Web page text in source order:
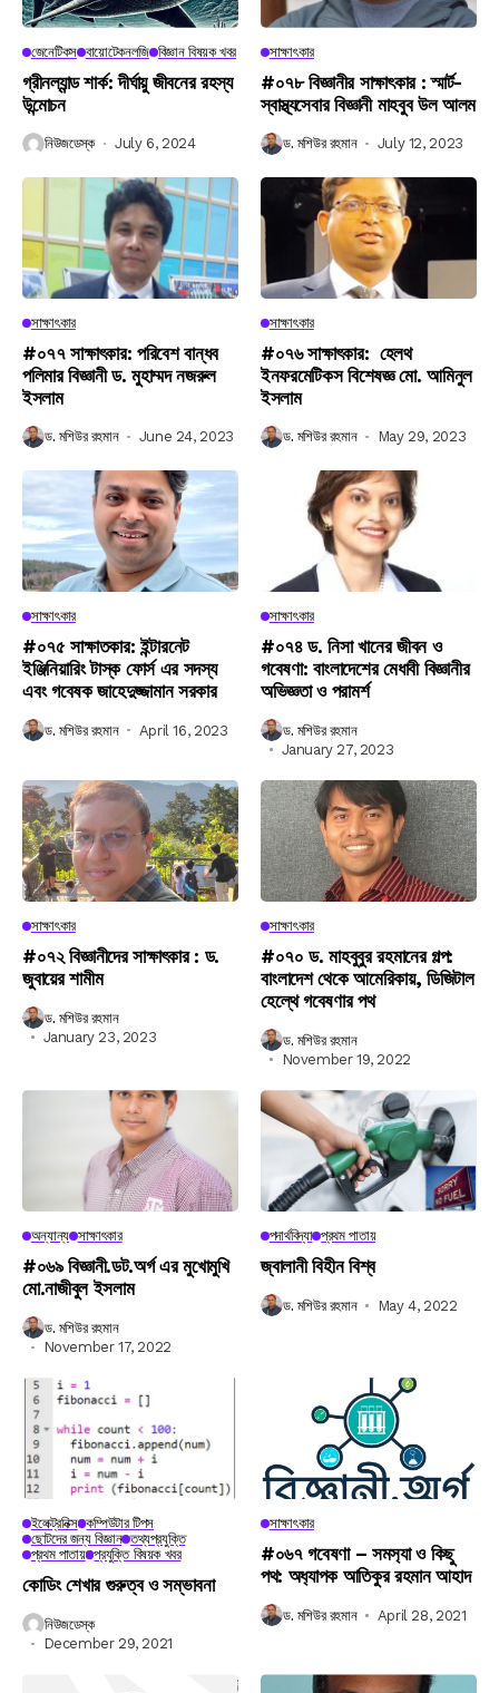
জেনেটিকস বায়োটেকনলজি বিজ্ঞান বিষয়ক খবর
গ্রীনল্যান্ড শার্ক: দীর্ঘায়ু জীবনের রহস্য
উন্মোচন
নিউজডেস্ক July 6, 2024
সাক্ষাৎকার
#০৭৮ বিজ্ঞানীর সাক্ষাৎকার : স্মার্ট-
স্বাস্থ্যসেবার বিজ্ঞানী মাহবুব উল আলম
ড. মশিউর রহমান July 12, 2023
সাক্ষাৎকার
#০৭৭ সাক্ষাৎকার: পরিবেশ বান্ধব
পলিমার বিজ্ঞানী ড. মুহাম্মদ নজরুল
ইসলাম
ড. মশিউর রহমান June 24, 2023
সাক্ষাৎকার
#০৭৬ সাক্ষাৎকার: হেলথ
ইনফরমেটিকস বিশেষজ্ঞ মো. আমিনুল
ইসলাম
ড. মশিউর রহমান May 29, 2023
সাক্ষাৎকার
#০৭৫ সাক্ষাতকার: ইন্টারনেট
ইঞ্জিনিয়ারিং টাস্ক ফোর্স এর সদস্য
এবং গবেষক জাহেদুজ্জামান সরকার
ড. মশিউর রহমান April 16, 2023
সাক্ষাৎকার
#০৭৪ ড. নিসা খানের জীবন ও
গবেষণা: বাংলাদেশের মেধাবী বিজ্ঞানীর
অভিজ্ঞতা ও পরামর্শ
ড. মশিউর রহমান
January 27, 2023
সাক্ষাৎকার
#০৭২ বিজ্ঞানীদের সাক্ষাৎকার : ড.
জুবায়ের শামীম
ড. মশিউর রহমান
January 23, 2023
সাক্ষাৎকার
#০৭০ ড. মাহবুবুর রহমানের গল্প:
বাংলাদেশ থেকে আমেরিকায়, ডিজিটাল
হেল্থে গবেষণার পথ
ড. মশিউর রহমান
November 19, 2022
অন্যান্য সাক্ষাৎকার
#০৬৯ বিজ্ঞানী.ডট.অর্গ এর মুখোমুখি
মো.নাজীবুল ইসলাম
ড. মশিউর রহমান
November 17, 2022
পদার্থবিদ্যা প্রথম পাতায়
জ্বালানী বিহীন বিশ্ব
ড. মশিউর রহমান May 4, 2022
ইলেক্ট্রনিক্স কম্পিউটার টিপস
ছোটদের জন্য বিজ্ঞান তথ্যপ্রযুক্তি
প্রথম পাতায় প্রযুক্তি বিষয়ক খবর
কোডিং শেখার গুরুত্ব ও সম্ভাবনা
নিউজডেস্ক
December 29, 2021
সাক্ষাৎকার
#০৬৭ গবেষণা – সমস‍্যা ও কিছু
পথ: অধ‍্যাপক আতিকুর রহমান আহাদ
ড. মশিউর রহমান April 28, 2021